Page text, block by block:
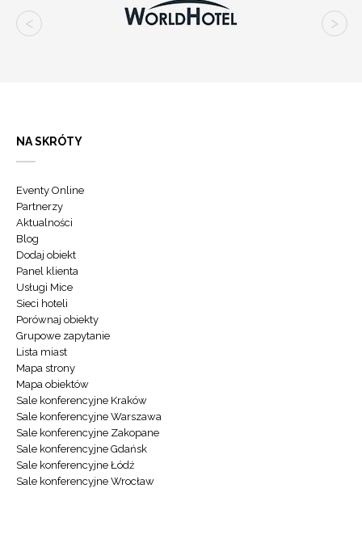
NA SKRÓTY
Eventy Online
Partnerzy
Aktualności
Blog
Dodaj obiekt
Panel klienta
Usługi Mice
Sieci hoteli
Porównaj obiekty
Grupowe zapytanie
Lista miast
Mapa strony
Mapa obiektów
Sale konferencyjne Kraków
Sale konferencyjne Warszawa
Sale konferencyjne Zakopane
Sale konferencyjne Gdańsk
Sale konferencyjne Łódź
Sale konferencyjne Wrocław